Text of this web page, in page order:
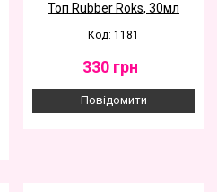
Топ Rubber Roks, 30мл
Код: 1181
330 грн
Повідомити